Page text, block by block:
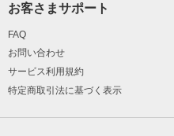
お客さまサポート
FAQ
お問い合わせ
サービス利用規約
特定商取引法に基づく表示